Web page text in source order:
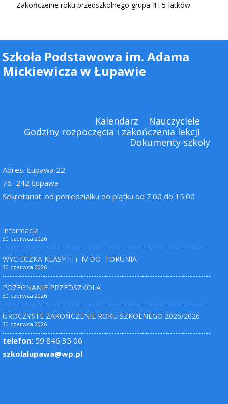
Zakończenie roku przedszkolnego grupa 4 i 5-latków
Szkoła Podstawowa im. Adama
Mickiewicza w Łupawie
Kalendarz
Nauczyciele
Godziny rozpoczęcia i zakończenia lekcji
Dokumenty szkoły
Adres: Łupawa 22
76–242 Łupawa
Sekretariat: od poniedziałku do piątku od 7.00 do 15.00
Informacja
30 czerwca 2026
WYCIECZKA KLASY III i IV DO TORUNIA
30 czerwca 2026
POŻEGNANIE PRZEDSZKOLA
30 czerwca 2026
UROCZYSTE ZAKOŃCZENIE ROKU SZKOLNEGO 2025/2026
30 czerwca 2026
telefon: 59 846 35 06
szkolalupawa@wp.pl